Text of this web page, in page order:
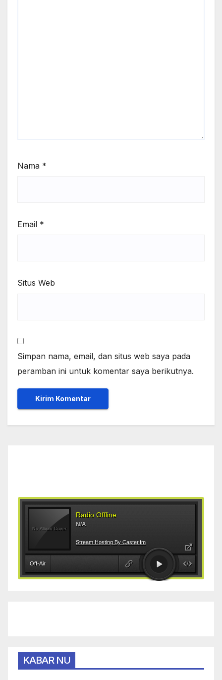
Nama *
Email *
Situs Web
Simpan nama, email, dan situs web saya pada
peramban ini untuk komentar saya berikutnya.
KABAR NU